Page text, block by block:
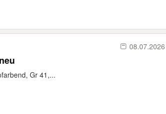
08.07.2026
Gr 41,...